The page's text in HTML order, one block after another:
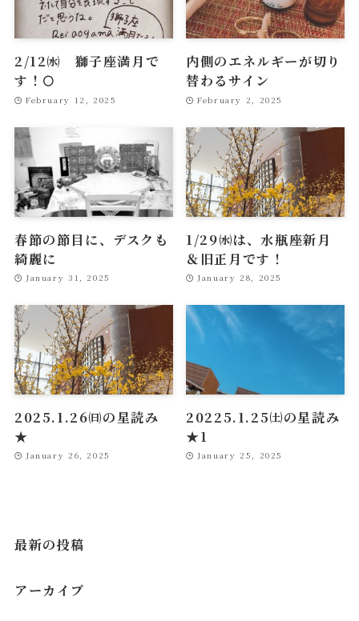
2/12㈬ 獅子座満月で
す！🌕
February 12, 2025
内側のエネルギーが切り
替わるサイン
February 2, 2025
春節の節目に、デスクも
綺麗に
January 31, 2025
1/29㈬は、水瓶座新月
＆旧正月です！
January 28, 2025
2025.1.26㈰の星読み
★
January 26, 2025
20225.1.25㈯の星読み
★1
January 25, 2025
最新の投稿
アーカイブ